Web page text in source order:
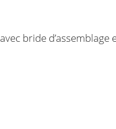
bride d’assemblage